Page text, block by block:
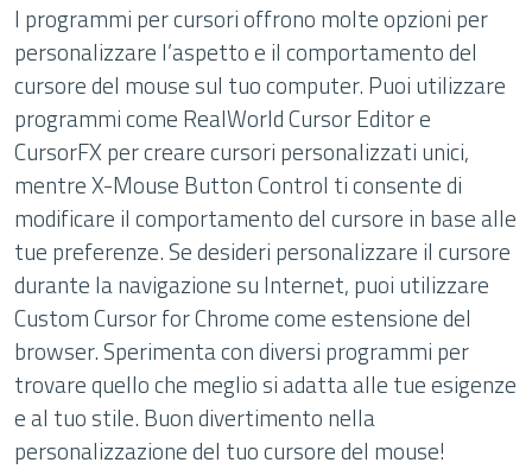
I programmi per cursori offrono molte opzioni per
personalizzare l’aspetto e il comportamento del
cursore del mouse sul tuo computer. Puoi utilizzare
programmi come RealWorld Cursor Editor e
CursorFX per creare cursori personalizzati unici,
mentre X-Mouse Button Control ti consente di
modificare il comportamento del cursore in base alle
tue preferenze. Se desideri personalizzare il cursore
durante la navigazione su Internet, puoi utilizzare
Custom Cursor for Chrome come estensione del
browser. Sperimenta con diversi programmi per
trovare quello che meglio si adatta alle tue esigenze
e al tuo stile. Buon divertimento nella
personalizzazione del tuo cursore del mouse!